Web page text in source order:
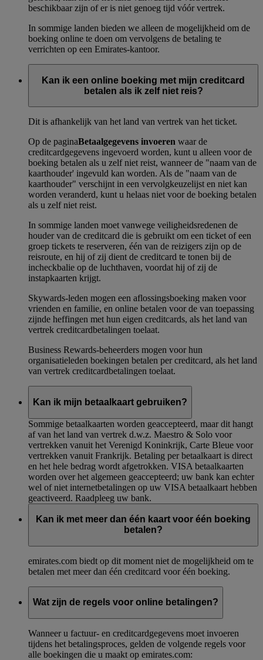
beschikbaar zijn of er is niet genoeg tijd vóór vertrek.
In sommige landen bieden we alleen de mogelijkheid om de
boeking online te doen om vervolgens de betaling te
verrichten op een Emirates-kantoor.
Kan ik een online boeking met mijn creditcard
betalen als ik zelf niet reis?
Dit is afhankelijk van het land van vertrek van het ticket.
Op de paginaBetaalgegevens invoeren waar de
creditcardgegevens ingevoerd worden, kunt u alleen voor de
boeking betalen als u zelf niet reist, wanneer de "naam van de
kaarthouder' ingevuld kan worden. Als de "naam van de
kaarthouder" verschijnt in een vervolgkeuzelijst en niet kan
worden veranderd, kunt u helaas niet voor de boeking betalen
als u zelf niet reist.
In sommige landen moet vanwege veiligheidsredenen de
houder van de creditcard die is gebruikt om een ticket of een
groep tickets te reserveren, één van de reizigers zijn op de
reisroute, en hij of zij dient de creditcard te tonen bij de
incheckbalie op de luchthaven, voordat hij of zij de
instapkaarten krijgt.
Skywards-leden mogen een aflossingsboeking maken voor
vrienden en familie, en online betalen voor de van toepassing
zijnde heffingen met hun eigen creditcards, als het land van
vertrek creditcardbetalingen toelaat.
Business Rewards-beheerders mogen voor hun
organisatieleden boekingen betalen per creditcard, als het land
van vertrek creditcardbetalingen toelaat.
Kan ik mijn betaalkaart gebruiken?
Sommige betaalkaarten worden geaccepteerd, maar dit hangt
af van het land van vertrek d.w.z. Maestro & Solo voor
vertrekken vanuit het Verenigd Koninkrijk, Carte Bleue voor
vertrekken vanuit Frankrijk. Betaling per betaalkaart is direct
en het hele bedrag wordt afgetrokken. VISA betaalkaarten
worden over het algemeen geaccepteerd; uw bank kan echter
wel of niet internetbetalingen op uw VISA betaalkaart hebben
geactiveerd. Raadpleeg uw bank.
Kan ik met meer dan één kaart voor één boeking
betalen?
emirates.com biedt op dit moment niet de mogelijkheid om te
betalen met meer dan één creditcard voor één boeking.
Wat zijn de regels voor online betalingen?
Wanneer u factuur- en creditcardgegevens moet invoeren
tijdens het betalingsproces, gelden de volgende regels voor
alle boekingen die u maakt op emirates.com: